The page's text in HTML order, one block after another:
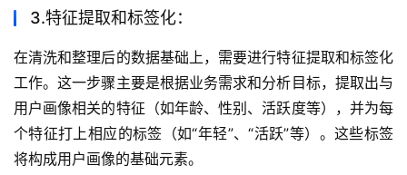
3.特征提取和标签化：
在清洗和整理后的数据基础上，需要进行特征提取和标签化
工作。这一步骤主要是根据业务需求和分析目标，提取出与
用户画像相关的特征（如年龄、性别、活跃度等），并为每
个特征打上相应的标签（如“年轻”、“活跃”等）。这些标签
将构成用户画像的基础元素。